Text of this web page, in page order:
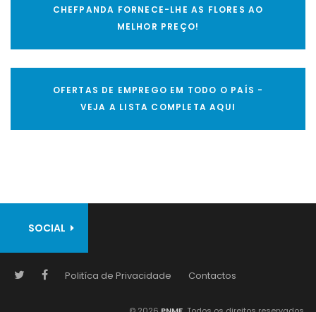
CHEFPANDA FORNECE-LHE AS FLORES AO
MELHOR PREÇO!
OFERTAS DE EMPREGO EM TODO O PAÍS -
VEJA A LISTA COMPLETA AQUI
SOCIAL
Politíca de Privacidade Contactos